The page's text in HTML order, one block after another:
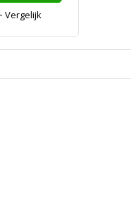
Vergelijk